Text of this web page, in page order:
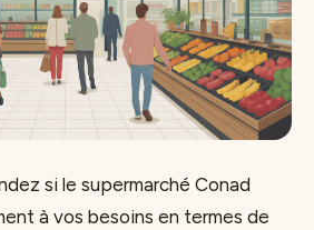
si le supermarché Conad
à vos besoins en termes de